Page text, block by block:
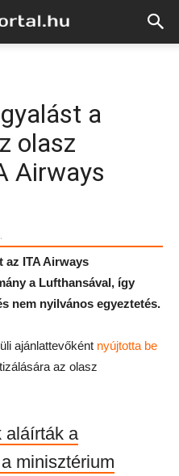
a
olasz
Airways
az ITA Airways
a Lufthansával, így
nem nyilvános egyeztetés.
ajánlattevőként nyújtotta be
az olasz
aláírták a
minisztérium